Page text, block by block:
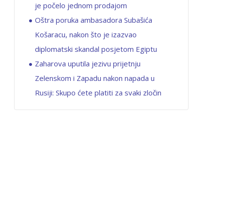
je počelo jednom prodajom
Oštra poruka ambasadora Subašića
Košaracu, nakon što je izazvao
diplomatski skandal posjetom Egiptu
Zaharova uputila jezivu prijetnju
Zelenskom i Zapadu nakon napada u
Rusiji: Skupo ćete platiti za svaki zločin